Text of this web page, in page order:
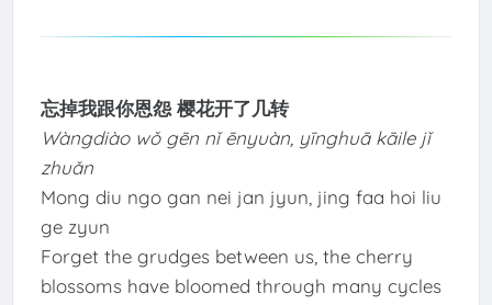
忘掉我跟你恩怨 樱花开了几转
Wàngdiào wǒ gēn nǐ ēnyuàn, yīnghuā kāile jǐ
zhuǎn
Mong diu ngo gan nei jan jyun, jing faa hoi liu
ge zyun
Forget the grudges between us, the cherry
blossoms have bloomed through many cycles